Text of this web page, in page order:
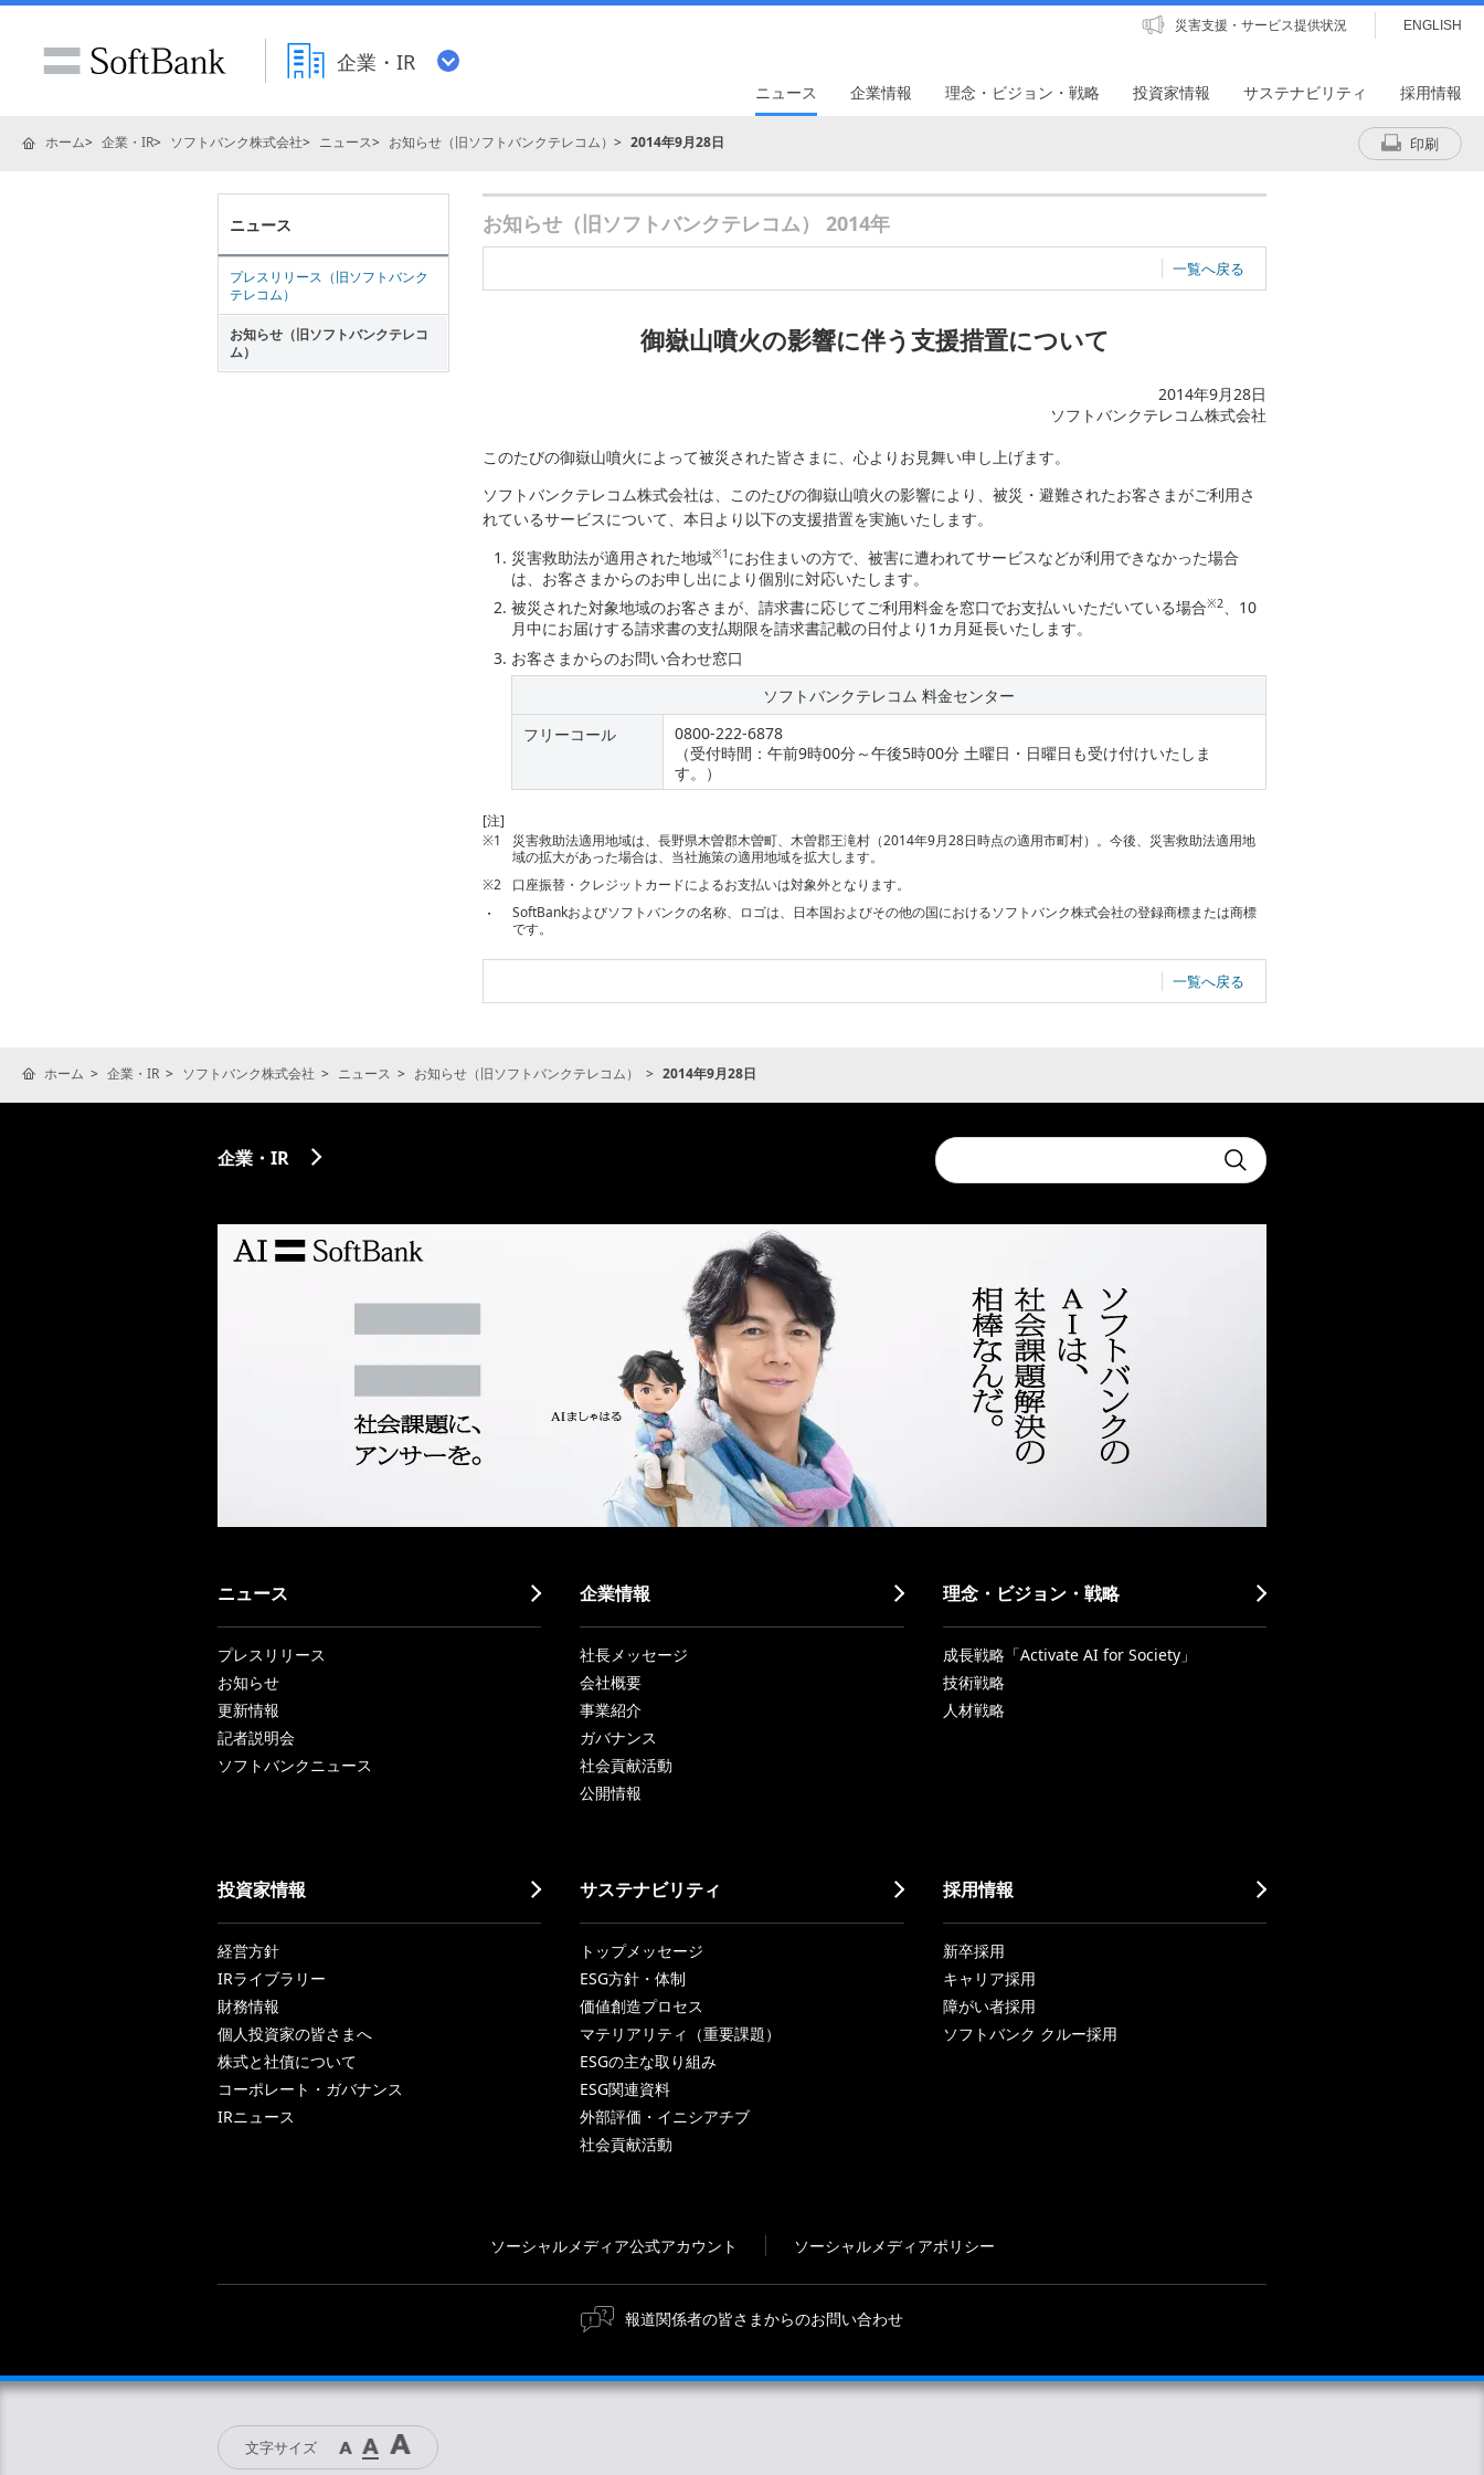
企業・IR
災害支援・サービス提供状況 ENGLISH
ニュース 企業情報 理念・ビジョン・戦略 投資家情報 サステナビリティ 採用情報
ホーム 企業・IR ソフトバンク株式会社 ニュース お知らせ（旧ソフトバンクテレコム） 2014年9月28日 印刷
お知らせ（旧ソフトバンクテレコム） 2014年
一覧へ戻る
御嶽山噴火の影響に伴う支援措置について
2014年9月28日
ソフトバンクテレコム株式会社
このたびの御嶽山噴火によって被災された皆さまに、心よりお見舞い申し上げます。
ソフトバンクテレコム株式会社は、このたびの御嶽山噴火の影響により、被災・避難されたお客さまがご利用さ
れているサービスについて、本日より以下の支援措置を実施いたします。
災害救助法が適用された地域※1 にお住まいの方で、被害に遭われてサービスなどが利用できなかった場合
は、お客さまからのお申し出により個別に対応いたします。
被災された対象地域のお客さまが、請求書に応じてご利用料金を窓口でお支払いいただいている場合※2、10
月中にお届けする請求書の支払期限を請求書記載の日付より1カ月延長いたします。
お客さまからのお問い合わせ窓口
ソフトバンクテレコム 料金センター
フリーコール
0800-222-6878
（受付時間：午前9時00分～午後5時00分 土曜日・日曜日も受け付けいたしま
す。）
[注]
※1
災害救助法適用地域は、長野県木曽郡木曽町、木曽郡王滝村（2014年9月28日時点の適用市町村）。今後、災害救助法適用地
域の拡大があった場合は、当社施策の適用地域を拡大します。
※2
口座振替・クレジットカードによるお支払いは対象外となります。
SoftBankおよびソフトバンクの名称、ロゴは、日本国およびその他の国におけるソフトバンク株式会社の登録商標または商標
です。
一覧へ戻る
ニュース
プレスリリース（旧ソフトバンク
テレコム）
お知らせ（旧ソフトバンクテレコ
ム）
ホーム 企業・IR ソフトバンク株式会社 ニュース お知らせ（旧ソフトバンクテレコム） 2014年9月28日
Conduct
a
search
Submit
企業・IR
ニュース
プレスリリース
お知らせ
更新情報
記者説明会
ソフトバンクニュース
企業情報
社長メッセージ
会社概要
事業紹介
ガバナンス
社会貢献活動
公開情報
理念・ビジョン・戦略
成長戦略「Activate AI for Society」
技術戦略
人材戦略
投資家情報
経営方針
IRライブラリー
財務情報
個人投資家の皆さまへ
株式と社債について
コーポレート・ガバナンス
IRニュース
サステナビリティ
トップメッセージ
ESG方針・体制
価値創造プロセス
マテリアリティ（重要課題）
ESGの主な取り組み
ESG関連資料
外部評価・イニシアチブ
社会貢献活動
採用情報
新卒採用
キャリア採用
障がい者採用
ソフトバンク クルー採用
ソーシャルメディア公式アカウント ソーシャルメディアポリシー
報道関係者の皆さまからのお問い合わせ
文字サイズ